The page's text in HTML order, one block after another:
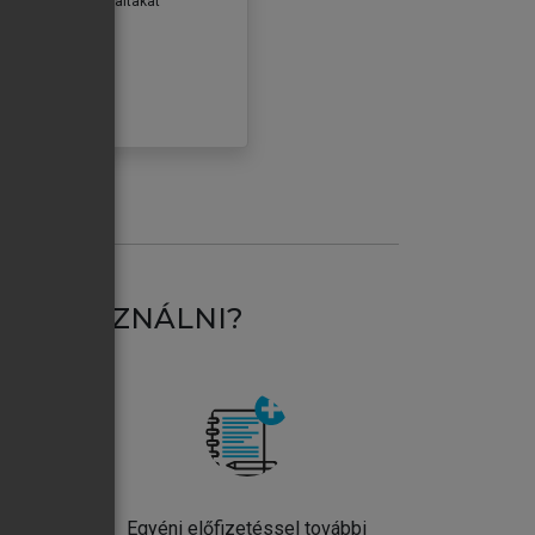
HASZNÁLNI?
Egyéni előfizetéssel további